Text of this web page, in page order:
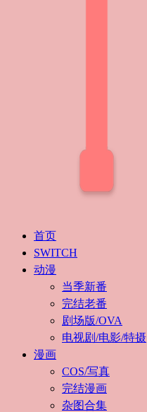
首页
SWITCH
动漫
当季新番
完结老番
剧场版/OVA
电视剧/电影/特摄
漫画
COS/写真
完结漫画
杂图合集